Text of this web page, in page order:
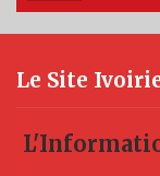
Le Site